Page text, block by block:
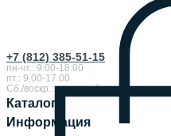
+7 (812) 385-51-15
пн-чт.: 9:00-18:00
пт.: 9.00-17.00
Сб./воскр.: выходной
Каталог
Информация